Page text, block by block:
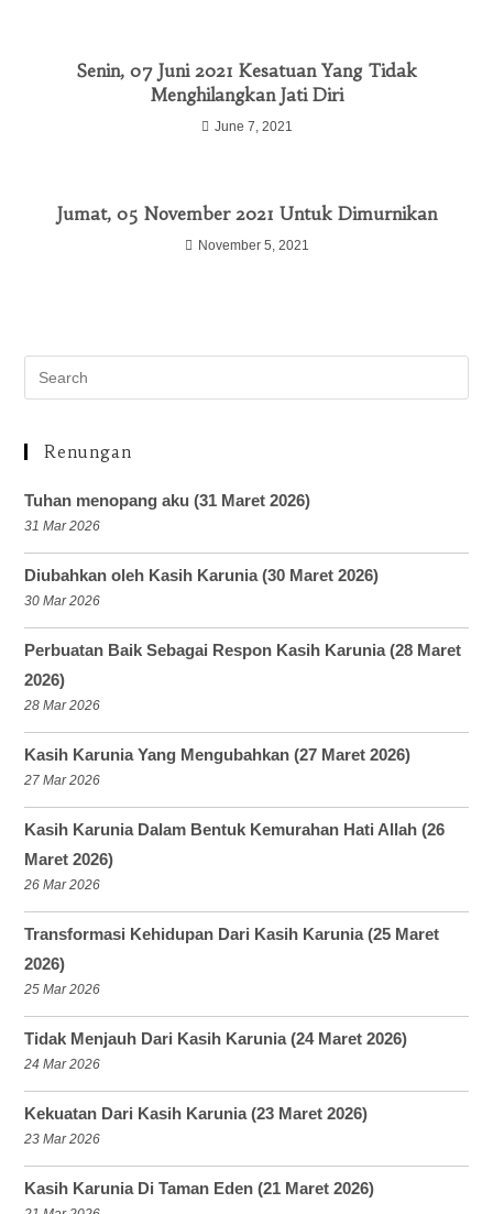
Senin, 07 Juni 2021 Kesatuan Yang Tidak
Menghilangkan Jati Diri
June 7, 2021
Jumat, 05 November 2021 Untuk Dimurnikan
November 5, 2021
Renungan
Tuhan menopang aku (31 Maret 2026)
31 Mar 2026
Diubahkan oleh Kasih Karunia (30 Maret 2026)
30 Mar 2026
Perbuatan Baik Sebagai Respon Kasih Karunia (28 Maret
2026)
28 Mar 2026
Kasih Karunia Yang Mengubahkan (27 Maret 2026)
27 Mar 2026
Kasih Karunia Dalam Bentuk Kemurahan Hati Allah (26
Maret 2026)
26 Mar 2026
Transformasi Kehidupan Dari Kasih Karunia (25 Maret
2026)
25 Mar 2026
Tidak Menjauh Dari Kasih Karunia (24 Maret 2026)
24 Mar 2026
Kekuatan Dari Kasih Karunia (23 Maret 2026)
23 Mar 2026
Kasih Karunia Di Taman Eden (21 Maret 2026)